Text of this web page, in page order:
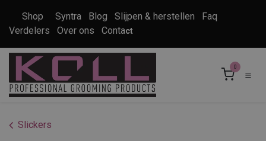
Shop Syntra Blog Slijpen & herstellen
Faq
Verdelers
Over ons Contact
0
Slickers